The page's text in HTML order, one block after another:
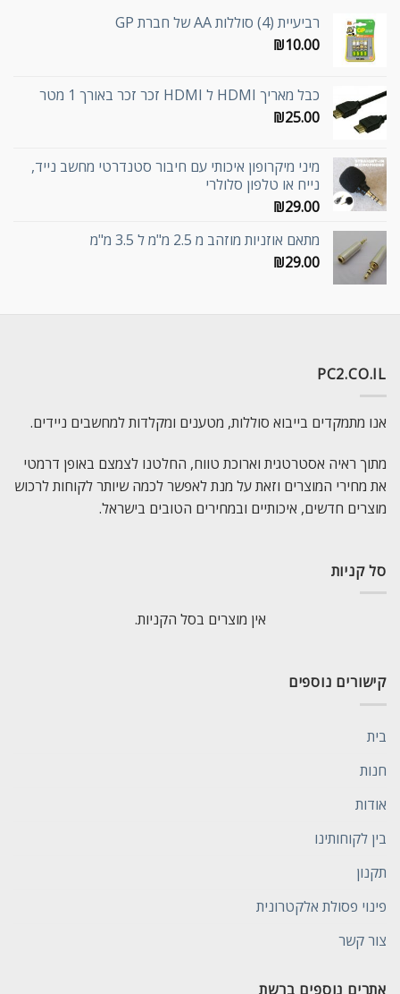
רביעיית (4) סוללות AA של חברת GP
₪10.00
כבל מאריך HDMI ל HDMI זכר זכר באורך 1 מטר
₪25.00
מיני מיקרופון איכותי עם חיבור סטנדרטי מחשב נייד,
נייח או טלפון סלולרי
₪29.00
מתאם אוזניות מוזהב מ 2.5 מ"מ ל 3.5 מ"מ
₪29.00
PC2.CO.IL
אנו מתמקדים בייבוא סוללות, מטענים ומקלדות למחשבים ניידים.
מתוך ראיה אסטרטגית וארוכת טווח, החלטנו לצמצם באופן דרמטי
את מחירי המוצרים וזאת על מנת לאפשר לכמה שיותר לקוחות לרכוש
מוצרים חדשים, איכותיים ובמחירים הטובים בישראל.
סל קניות
אין מוצרים בסל הקניות.
קישורים נוספים
בית
חנות
אודות
בין לקוחותינו
תקנון
פינוי פסולת אלקטרונית
צור קשר
אתרים נוספים ברשת